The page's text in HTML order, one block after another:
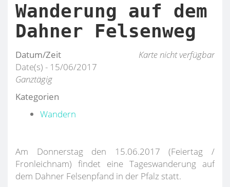
Wanderung auf dem
Dahner Felsenweg
Karte nicht verfügbar
Datum/Zeit
Date(s) - 15/06/2017
Ganztägig
Kategorien
Wandern
Am Donnerstag den 15.06.2017 (Feiertag /
Fronleichnam) findet eine Tageswanderung auf
dem Dahner Felsenpfand in der Pfalz statt.